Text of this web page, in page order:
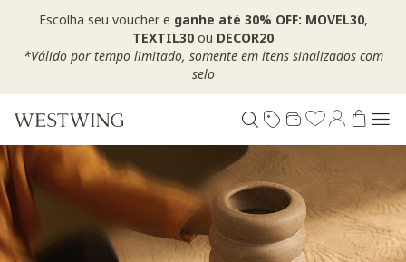
Escolha seu voucher e ganhe até 30% OFF: MOVEL30,
TEXTIL30 ou DECOR20
*Válido por tempo limitado, somente em itens sinalizados com
selo